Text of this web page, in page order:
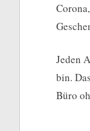
Jeden
bin.
Büro